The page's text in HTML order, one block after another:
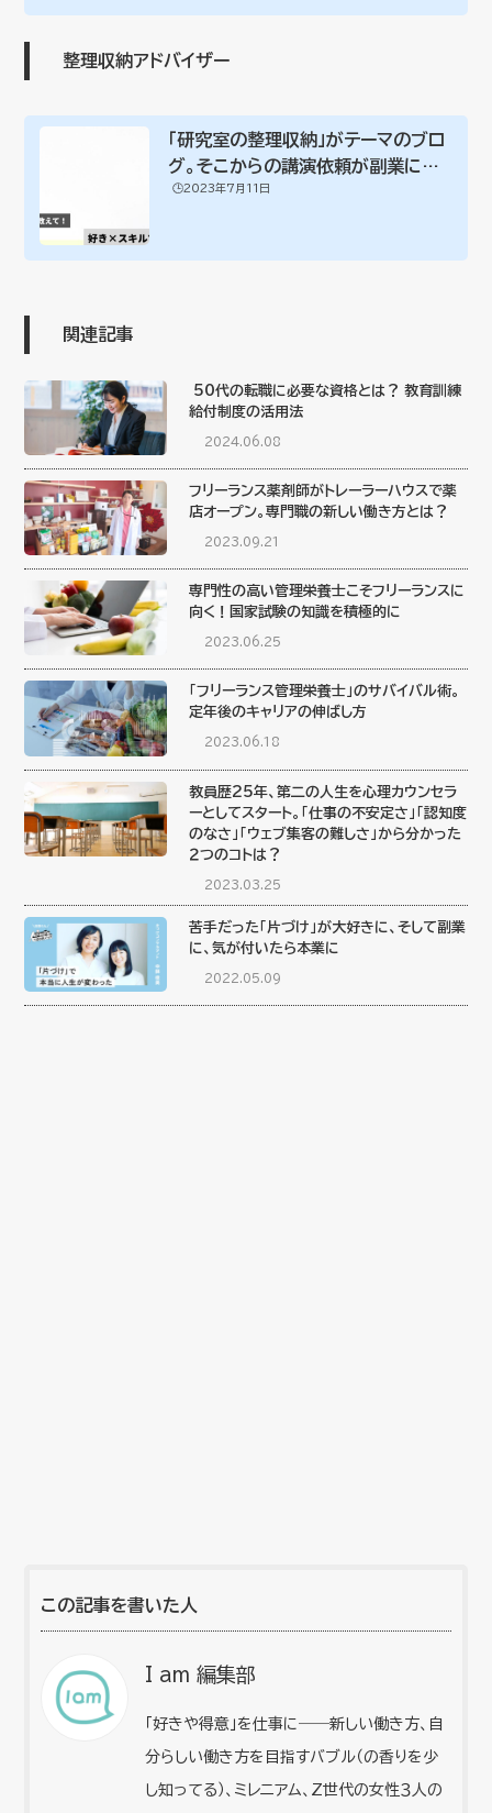
整理収納アドバイザー
「研究室の整理収納」がテーマのブロ
グ。そこからの講演依頼が副業につ
ながった（...
🕒️2023年7月11日
関連記事
50代の転職に必要な資格とは？ 教育訓練
給付制度の活用法
2024.06.08
フリーランス薬剤師がトレーラーハウスで薬
店オープン。専門職の新しい働き方とは？
2023.09.21
専門性の高い管理栄養士こそフリーランスに
向く！国家試験の知識を積極的に
2023.06.25
「フリーランス管理栄養士」のサバイバル術。
定年後のキャリアの伸ばし方
2023.06.18
教員歴25年、第二の人生を心理カウンセラ
ーとしてスタート。「仕事の不安定さ」「認知度
のなさ」「ウェブ集客の難しさ」から分かった
２つのコトは？
2023.03.25
苦手だった「片づけ」が大好きに、そして副業
に、気が付いたら本業に
2022.05.09
この記事を書いた人
I am 編集部
「好きや得意」を仕事に――新しい働き方、自
分らしい働き方を目指すバブル（の香りを少
し知ってる）、ミレニアム、Z世代の女性３人の